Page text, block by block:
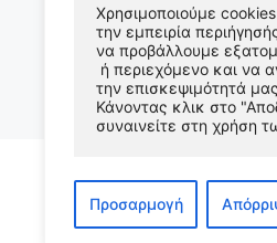
Χρησιμοποιούμε
την εμπειρία
να προβάλλουμε
ή περιεχόμενο και να
την επισκεψιμότητά
Κάνοντας κλικ στο
συναινείτε στη χρήση
Προσαρμογή